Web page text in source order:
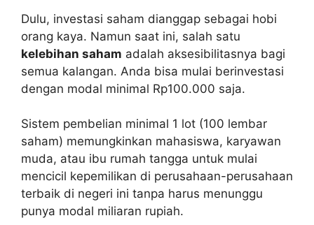
Dulu, investasi saham dianggap sebagai hobi
orang kaya. Namun saat ini, salah satu
kelebihan saham adalah aksesibilitasnya bagi
semua kalangan. Anda bisa mulai berinvestasi
dengan modal minimal Rp100.000 saja.
Sistem pembelian minimal 1 lot (100 lembar
saham) memungkinkan mahasiswa, karyawan
muda, atau ibu rumah tangga untuk mulai
mencicil kepemilikan di perusahaan-perusahaan
terbaik di negeri ini tanpa harus menunggu
punya modal miliaran rupiah.